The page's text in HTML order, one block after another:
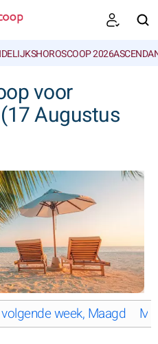
HOROSCOOP 2026
voor
Augustus
week, Maagd